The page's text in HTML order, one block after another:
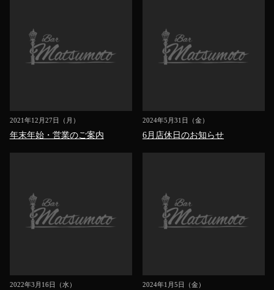
2021年12月27日（月）
年末年始・営業のご案内
2024年5月31日（金）
6月店休日のお知らせ
2022年3月16日（水） 2024年1月5日（金）